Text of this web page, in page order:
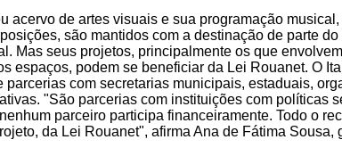
acervo de artes visuais e sua programação
são mantidos com a destinação de parte
Mas seus projetos, principalmente os que
espaços, podem se beneficiar da Lei Rouanet. O
parcerias com secretarias municipais, estaduais,
"São parcerias com instituições com políticas
parceiro participa financeiramente. Todo o
da Lei Rouanet", afirma Ana de Fátima Sousa,